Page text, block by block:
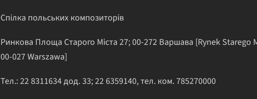
Спілка польських композиторів
Ринкова Площа Старого Міста 27; 00-272 Варшава [Rynek Starego
00-027 Warszawa]
Тел.: 22 8311634 дод. 33; 22 6359140, тел. ком. 785270000